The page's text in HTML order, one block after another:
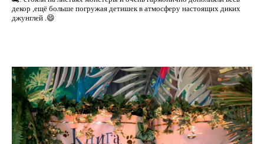
декор ,ещё больше погружая детишек в атмосферу настоящих диких
джунглей .😄⠀